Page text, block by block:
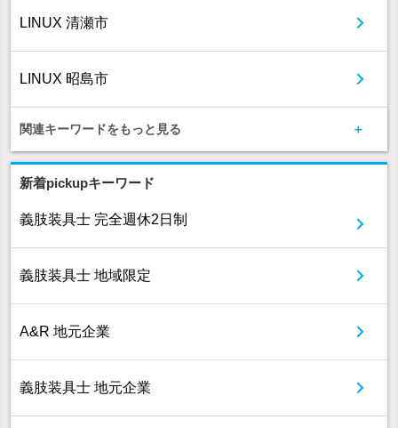
LINUX 清瀬市
LINUX 昭島市
関連キーワードをもっと見る
新着pickupキーワード
義肢装具士 完全週休2日制
義肢装具士 地域限定
A&R 地元企業
義肢装具士 地元企業